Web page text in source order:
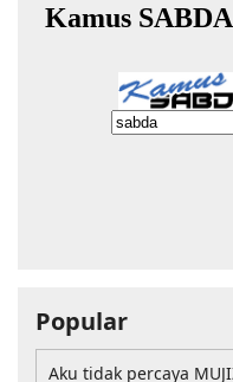
Popular
Aku tidak percaya